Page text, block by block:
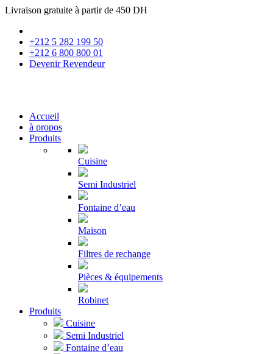
Livraison gratuite à partir de 450 DH
+212 5 282 199 50
+212 6 800 800 01
Devenir Revendeur
Accueil
à propos
Produits
Cuisine
Semi Industriel
Fontaine d’eau
Maison
Filtres de rechange
Pièces & équipements
Robinet
Produits
Cuisine
Semi Industriel
Fontaine d’eau